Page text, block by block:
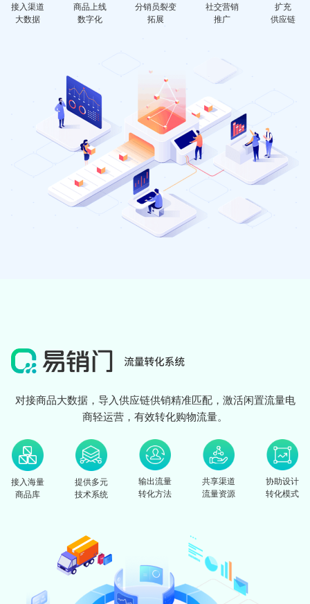
接入渠道
大数据
商品上线
数字化
分销员裂变
拓展
社交营销
推广
扩充
供应链
对接商品大数据，导入供应链供销精准匹配，激活闲置流量电
商轻运营，有效转化购物流量。
接入海量
商品库
提供多元
技术系统
输出流量
转化方法
共享渠道
流量资源
协助设计
转化模式